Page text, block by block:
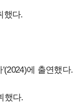
했다.
에 출연했다.
했다.